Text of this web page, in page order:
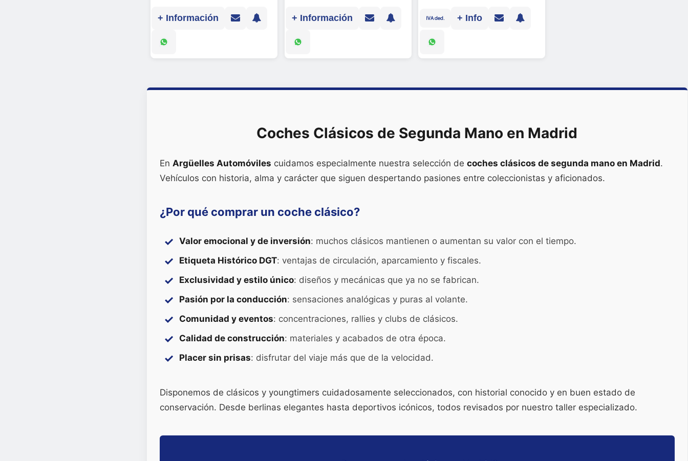
+ Información + Información IVA ded. + Info
Coches Clásicos de Segunda Mano en Madrid
En Argüelles Automóviles cuidamos especialmente nuestra selección de coches clásicos de segunda mano en Madrid.
Vehículos con historia, alma y carácter que siguen despertando pasiones entre coleccionistas y aficionados.
¿Por qué comprar un coche clásico?
Valor emocional y de inversión: muchos clásicos mantienen o aumentan su valor con el tiempo.
Etiqueta Histórico DGT: ventajas de circulación, aparcamiento y fiscales.
Exclusividad y estilo único: diseños y mecánicas que ya no se fabrican.
Pasión por la conducción: sensaciones analógicas y puras al volante.
Comunidad y eventos: concentraciones, rallies y clubs de clásicos.
Calidad de construcción: materiales y acabados de otra época.
Placer sin prisas: disfrutar del viaje más que de la velocidad.
Disponemos de clásicos y youngtimers cuidadosamente seleccionados, con historial conocido y en buen estado de
conservación. Desde berlinas elegantes hasta deportivos icónicos, todos revisados por nuestro taller especializado.